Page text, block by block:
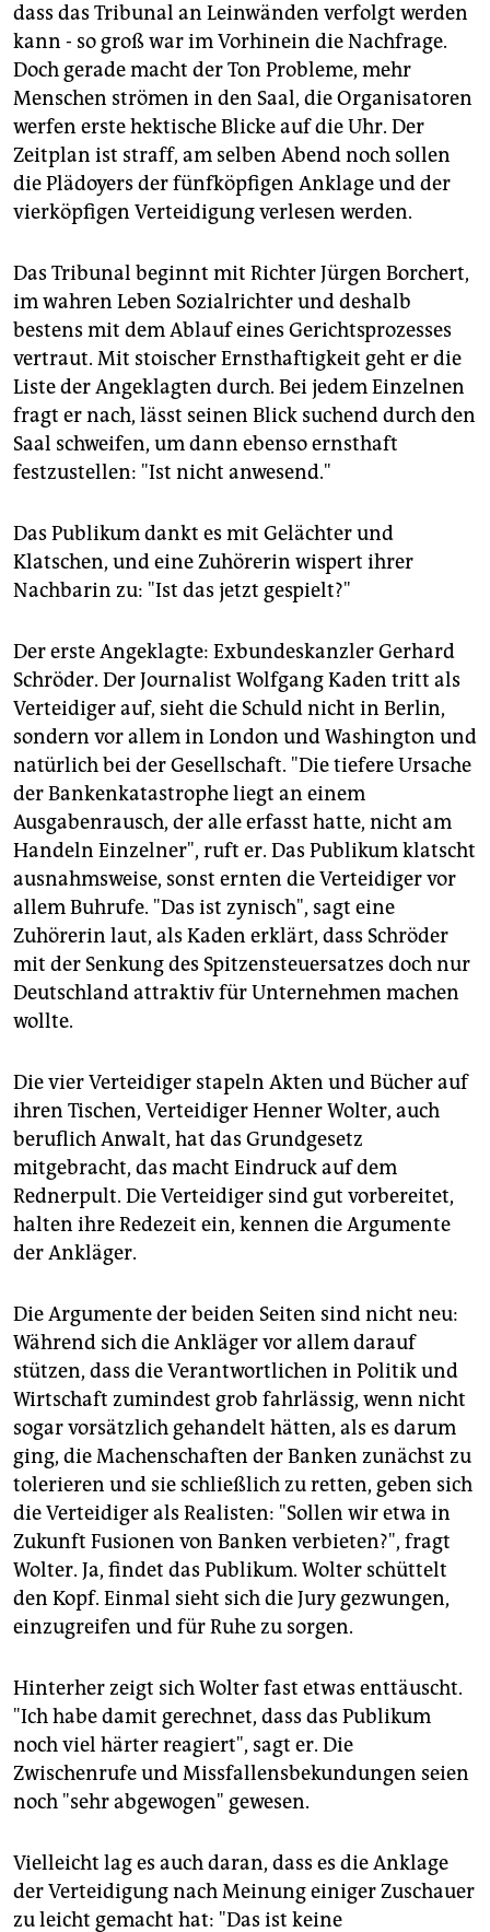
dass das Tribunal an Leinwänden verfolgt werden
kann - so groß war im Vorhinein die Nachfrage.
Doch gerade macht der Ton Probleme, mehr
Menschen strömen in den Saal, die Organisatoren
werfen erste hektische Blicke auf die Uhr. Der
Zeitplan ist straff, am selben Abend noch sollen
die Plädoyers der fünfköpfigen Anklage und der
vierköpfigen Verteidigung verlesen werden.
Das Tribunal beginnt mit Richter Jürgen Borchert,
im wahren Leben Sozialrichter und deshalb
bestens mit dem Ablauf eines Gerichtsprozesses
vertraut. Mit stoischer Ernsthaftigkeit geht er die
Liste der Angeklagten durch. Bei jedem Einzelnen
fragt er nach, lässt seinen Blick suchend durch den
Saal schweifen, um dann ebenso ernsthaft
festzustellen: "Ist nicht anwesend."
Das Publikum dankt es mit Gelächter und
Klatschen, und eine Zuhörerin wispert ihrer
Nachbarin zu: "Ist das jetzt gespielt?"
Der erste Angeklagte: Exbundeskanzler Gerhard
Schröder. Der Journalist Wolfgang Kaden tritt als
Verteidiger auf, sieht die Schuld nicht in Berlin,
sondern vor allem in London und Washington und
natürlich bei der Gesellschaft. "Die tiefere Ursache
der Bankenkatastrophe liegt an einem
Ausgabenrausch, der alle erfasst hatte, nicht am
Handeln Einzelner", ruft er. Das Publikum klatscht
ausnahmsweise, sonst ernten die Verteidiger vor
allem Buhrufe. "Das ist zynisch", sagt eine
Zuhörerin laut, als Kaden erklärt, dass Schröder
mit der Senkung des Spitzensteuersatzes doch nur
Deutschland attraktiv für Unternehmen machen
wollte.
Die vier Verteidiger stapeln Akten und Bücher auf
ihren Tischen, Verteidiger Henner Wolter, auch
beruflich Anwalt, hat das Grundgesetz
mitgebracht, das macht Eindruck auf dem
Rednerpult. Die Verteidiger sind gut vorbereitet,
halten ihre Redezeit ein, kennen die Argumente
der Ankläger.
Die Argumente der beiden Seiten sind nicht neu:
Während sich die Ankläger vor allem darauf
stützen, dass die Verantwortlichen in Politik und
Wirtschaft zumindest grob fahrlässig, wenn nicht
sogar vorsätzlich gehandelt hätten, als es darum
ging, die Machenschaften der Banken zunächst zu
tolerieren und sie schließlich zu retten, geben sich
die Verteidiger als Realisten: "Sollen wir etwa in
Zukunft Fusionen von Banken verbieten?", fragt
Wolter. Ja, findet das Publikum. Wolter schüttelt
den Kopf. Einmal sieht sich die Jury gezwungen,
einzugreifen und für Ruhe zu sorgen.
Hinterher zeigt sich Wolter fast etwas enttäuscht.
"Ich habe damit gerechnet, dass das Publikum
noch viel härter reagiert", sagt er. Die
Zwischenrufe und Missfallensbekundungen seien
noch "sehr abgewogen" gewesen.
Vielleicht lag es auch daran, dass es die Anklage
der Verteidigung nach Meinung einiger Zuschauer
zu leicht gemacht hat: "Das ist keine